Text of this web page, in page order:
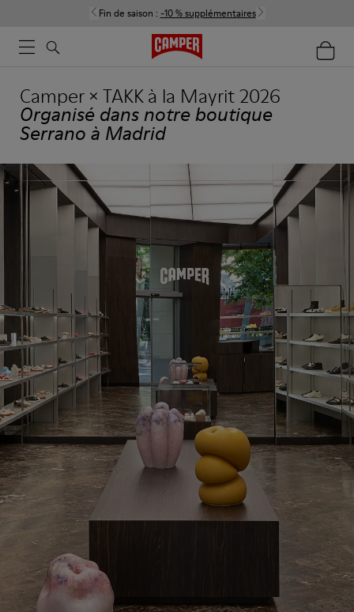
Fin de saison : -10 % supplémentaires
Camper × TAKK à la Mayrit 2026
Organisé dans notre boutique
Serrano à Madrid